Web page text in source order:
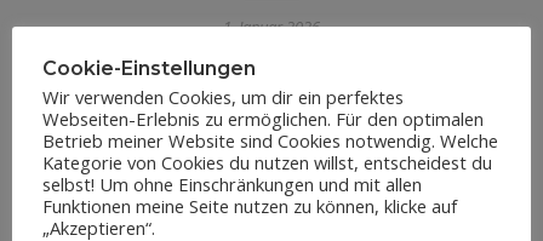
1. Januar 2026
Cookie-Einstellungen
Wir verwenden Cookies, um dir ein perfektes
Webseiten-Erlebnis zu ermöglichen. Für den optimalen
Betrieb meiner Website sind Cookies notwendig. Welche
Kategorie von Cookies du nutzen willst, entscheidest du
selbst! Um ohne Einschränkungen und mit allen
Funktionen meine Seite nutzen zu können, klicke auf
„Akzeptieren“.